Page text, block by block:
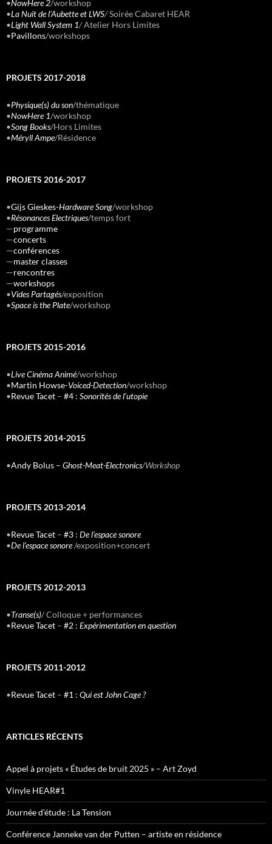
•NowHere 2/workshop
•La Nuit de l’Aubette et LWS/Soirée Cabaret HEAR
•Light Wall System 1/Atelier Hors Limites
•Pavillons/workshops
PROJETS 2017-2018
•Physique(s) du son/thématique
•NowHere 1/workshop
•Song Books/Hors Limites
•Méryll Ampe/Résidence
PROJETS 2016-2017
•Gijs Gieskes-Hardware Song/workshop
•Résonances Electriques/temps fort
—programme
—concerts
—conférences
—master classes
—rencontres
—workshops
•Vides Partagés/exposition
•Space is the Plate/workshop
PROJETS 2015-2016
•Live Cinéma Animé/workshop
•Martin Howse-Voiced-Detection/workshop
•Revue Tacet – #4 : Sonorités de l’utopie
PROJETS 2014-2015
•Andy Bolus – Ghost-Meat-Electronics/Workshop
PROJETS 2013-2014
•Revue Tacet – #3 : De l’espace sonore
•De l’espace sonore/exposition+concert
PROJETS 2012-2013
•Transe(s)/ Colloque + performances
•Revue Tacet – #2 : Expérimentation en question
PROJETS 2011-2012
•Revue Tacet – #1 : Qui est John Cage ?
ARTICLES RÉCENTS
Appel à projets « Études de bruit 2025 » – Art Zoyd
Vinyle HEAR#1
Journée d’étude : La Tension
Conférence Janneke van der Putten – artiste en résidence